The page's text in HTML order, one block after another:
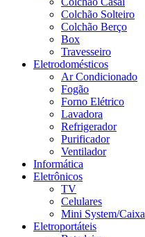
Colchão Solteiro
Colchão Berço
Box
Travesseiro
Eletrodomésticos
Ar Condicionado
Fogão
Forno Elétrico
Lavadora
Refrigerador
Purificador
Ventilador
Informática
Eletrônicos
TV
Celulares
Mini System/Caixa
Eletroportáteis